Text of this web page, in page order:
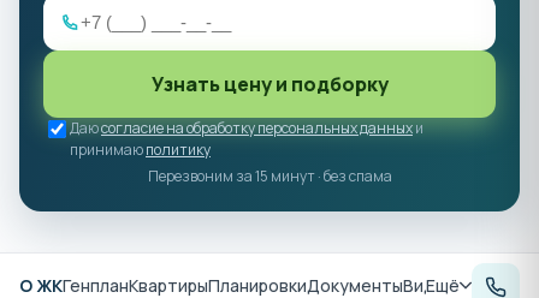
Узнать цену и подборку
Даюсогласие на обработку персональных данныхи
принимаюполитику
Перезвоним за 15 минут · без спама
О ЖКГенпланКвартирыПланировкиДокументыВидеообзор
Ещё